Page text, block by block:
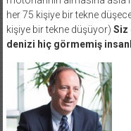
her 75 kişiye bir tekne
kişiye bir tekne düşüyor)Siz
denizi hiç görmemiş